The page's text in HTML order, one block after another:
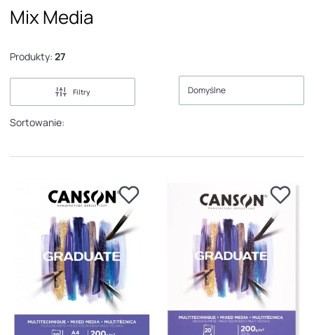
Mix Media
Produkty: 27
Filtry
Sortowanie:
Domyślne